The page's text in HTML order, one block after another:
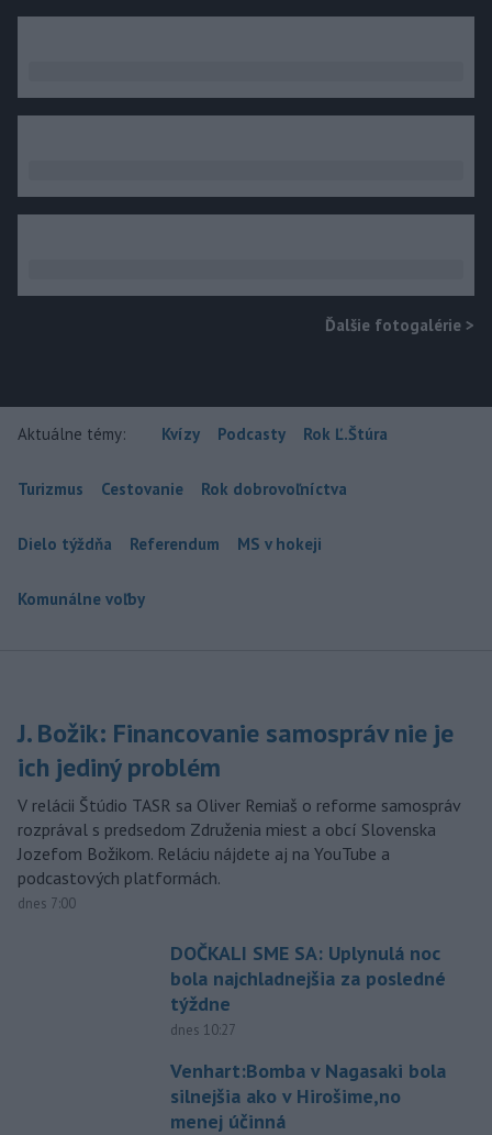
Ďalšie fotogalérie >
Aktuálne témy: Kvízy Podcasty Rok Ľ.Štúra
Turizmus Cestovanie Rok dobrovoľníctva
Dielo týždňa Referendum MS v hokeji
Komunálne voľby
J. Božik: Financovanie samospráv nie je
ich jediný problém
V relácii Štúdio TASR sa Oliver Remiaš o reforme samospráv
rozprával s predsedom Združenia miest a obcí Slovenska
Jozefom Božikom. Reláciu nájdete aj na YouTube a
podcastových platformách.
dnes 7:00
DOČKALI SME SA: Uplynulá noc
bola najchladnejšia za posledné
týždne
dnes 10:27
Venhart:Bomba v Nagasaki bola
silnejšia ako v Hirošime,no
menej účinná